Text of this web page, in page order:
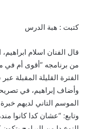
كتبت : هبة الدرس
قال الفنان اسلام
من برنامجه “أقوى أم في
الفترة القليلة المقبلة
وأضاف إبراهيم، في
الموسم التاني لديهم خبرة
وتابع: “عشان كدا كانوا